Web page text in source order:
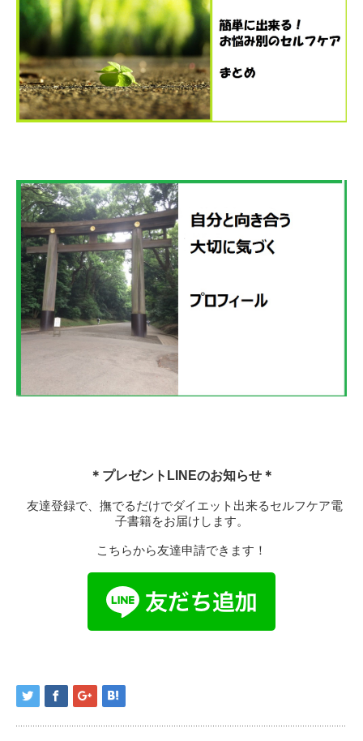
＊プレゼントLINEのお知らせ＊
友達登録で、撫でるだけでダイエット出来るセルフケア電
子書籍をお届けします。
こちらから友達申請できます！